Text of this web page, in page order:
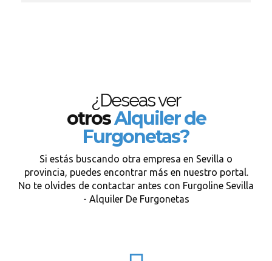
¿Deseas ver
otrosAlquiler de
Furgonetas?
Si estás buscando otra empresa en Sevilla o
provincia, puedes encontrar más en nuestro portal.
No te olvides de contactar antes con Furgoline Sevilla
- Alquiler De Furgonetas